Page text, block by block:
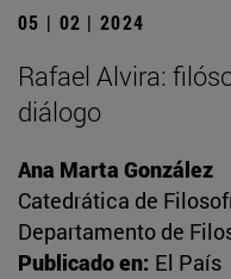
05 | 02 | 2024
Rafael Alvira:
diálogo
Ana Marta González
Catedrática de
Departamento de
Publicado en: El País